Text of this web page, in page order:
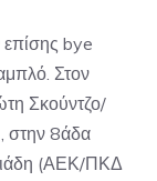
επίσης bye
Στον
Σκούντζο/
στην 8άδα
(ΑΕΚ/ΠΚΔ